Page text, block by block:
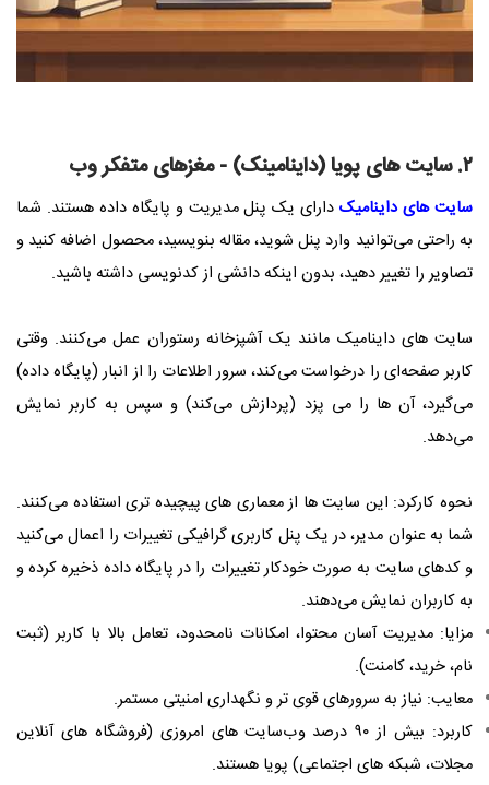
۲. سایت ‌های پویا (داینامینک) - مغزهای متفکر وب
سایت‌ های داینامیکدارای یک پنل مدیریت و پایگاه داده هستند. شما
به راحتی می‌توانید وارد پنل شوید، مقاله بنویسید، محصول اضافه کنید و
تصاویر را تغییر دهید، بدون اینکه دانشی از کدنویسی داشته باشید.
سایت‌ های داینامیک مانند یک آشپزخانه رستوران عمل می‌کنند. وقتی
کاربر صفحه‌ای را درخواست می‌کند، سرور اطلاعات را از انبار (پایگاه داده)
می‌گیرد، آن ‌ها را می ‌پزد (پردازش می‌کند) و سپس به کاربر نمایش
می‌دهد.
نحوه کارکرد: این سایت ‌ها از معماری ‌های پیچیده ‌تری استفاده می‌کنند.
شما به عنوان مدیر، در یک پنل کاربری گرافیکی تغییرات را اعمال می‌کنید
و کدهای سایت به صورت خودکار تغییرات را در پایگاه داده ذخیره کرده و
به کاربران نمایش می‌دهند.
مزایا: مدیریت آسان محتوا، امکانات نامحدود، تعامل بالا با کاربر (ثبت
نام، خرید، کامنت).
معایب: نیاز به سرورهای قوی ‌تر و نگهداری امنیتی مستمر.
کاربرد: بیش از ۹۰ درصد وب‌سایت ‌های امروزی (فروشگاه ‌های آنلاین
مجلات، شبکه ‌های اجتماعی) پویا هستند.